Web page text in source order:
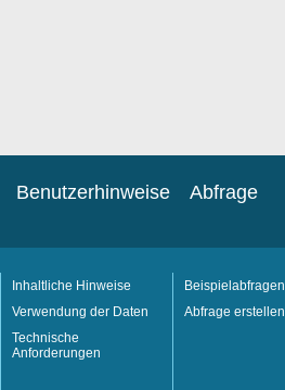
Benutzerhinweise
Inhaltliche Hinweise
Verwendung der Daten
Technische
Anforderungen
Abfrage
Beispielabfragen
Abfrage erstellen